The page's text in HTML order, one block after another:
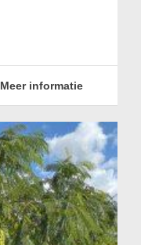
Meer informatie